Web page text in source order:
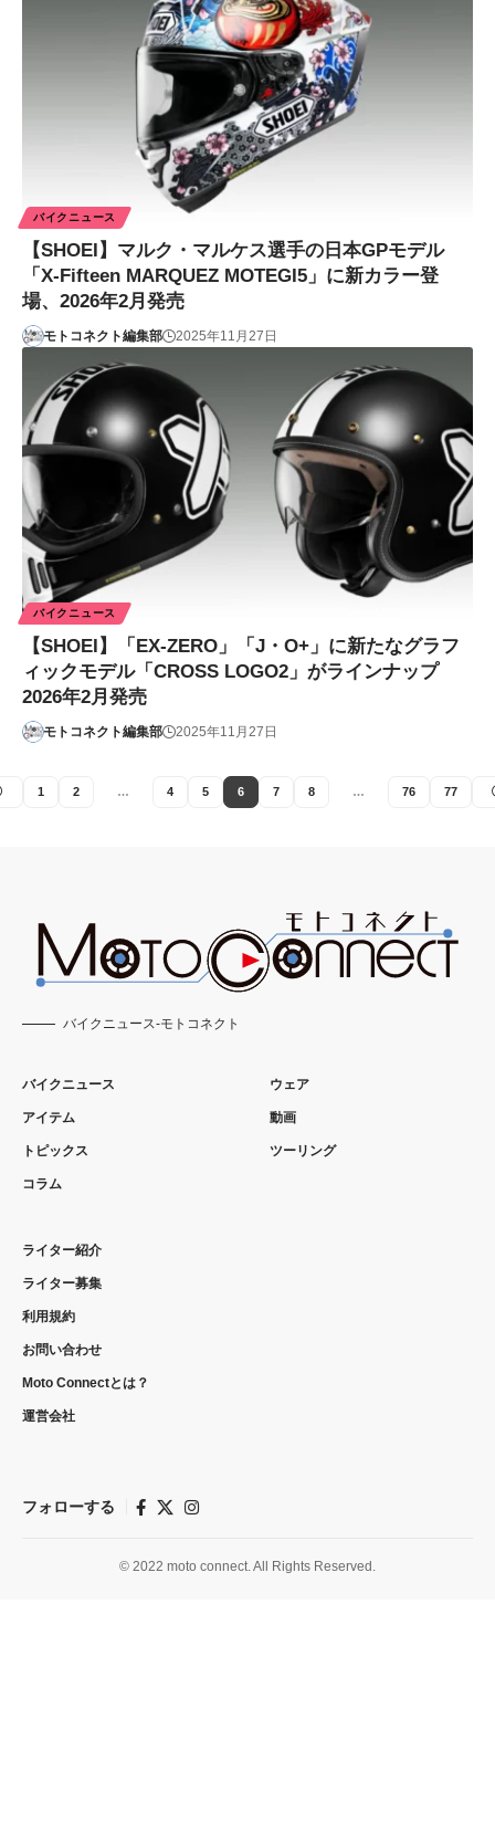
バイクニュース
【SHOEI】マルク・マルケス選手の日本GPモデル
「X-Fifteen MARQUEZ MOTEGI5」に新カラー登
場、2026年2月発売
モトコネクト編集部 2025年11月27日
バイクニュース
【SHOEI】「EX-ZERO」「J・O+」に新たなグラフ
ィックモデル「CROSS LOGO2」がラインナップ
2026年2月発売
モトコネクト編集部 2025年11月27日
1 2 … 4 5 6 7 8 … 76 77
バイクニュース-モトコネクト
バイクニュース
アイテム
トピックス
コラム
ウェア
動画
ツーリング
ライター紹介
ライター募集
利用規約
お問い合わせ
Moto Connectとは？
運営会社
フォローする
© 2022 moto connect. All Rights Reserved.